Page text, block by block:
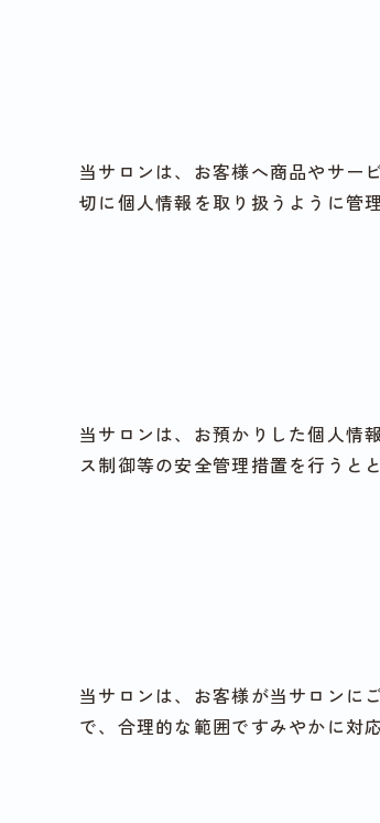
当サロンは、お客様へ商品やサー
切に個人情報を取り扱うように管
当サロンは、お預かりした個人情
ス制御等の安全管理措置を行うと
当サロンは、お客様が当サロンに
で、合理的な範囲ですみやかに対